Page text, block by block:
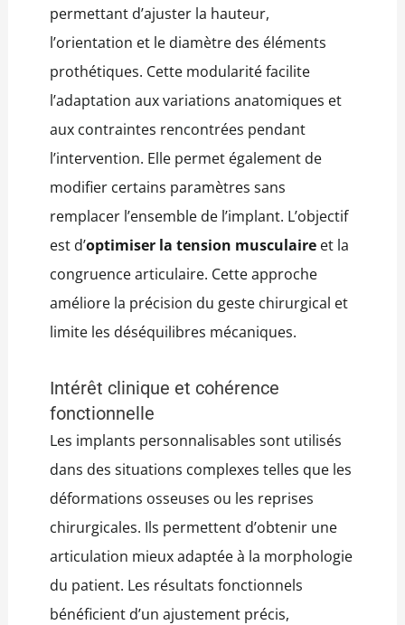
permettant d’ajuster la hauteur,
l’orientation et le diamètre des éléments
prothétiques. Cette modularité facilite
l’adaptation aux variations anatomiques et
aux contraintes rencontrées pendant
l’intervention. Elle permet également de
modifier certains paramètres sans
remplacer l’ensemble de l’implant. L’objectif
est d’optimiser la tension musculaireet la
congruence articulaire. Cette approche
améliore la précision du geste chirurgical et
limite les déséquilibres mécaniques.
Intérêt clinique et cohérence
fonctionnelle
Les implants personnalisables sont utilisés
dans des situations complexes telles que les
déformations osseuses ou les reprises
chirurgicales. Ils permettent d’obtenir une
articulation mieux adaptée à la morphologie
du patient. Les résultats fonctionnels
bénéficient d’un ajustement précis,